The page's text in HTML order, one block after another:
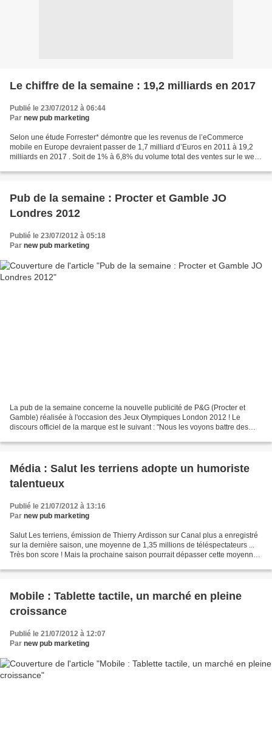
Le chiffre de la semaine : 19,2 milliards en 2017
Publié le 23/07/2012 à 06:44
Par new pub marketing
Selon une étude Forrester* démontre que les revenus de l’eCommerce
mobile en Europe devraient passer de 1,7 milliard d’Euros en 2011 à 19,2
milliards en 2017 . Soit de 1% à 6,8% du volume total des ventes sur le web.
Pub de la semaine : Procter et Gamble JO
Londres 2012
Publié le 23/07/2012 à 05:18
Par new pub marketing
La pub de la semaine concerne la nouvelle publicité de P&G (Procter et
Gamble) réalisée à l'occasion des Jeux Olympiques London 2012 ! Le
discours officiel de la marque est le suivant : "Nous les voyons battre des
Média : Salut les terriens adopte un humoriste
talentueux
Publié le 21/07/2012 à 13:16
Par new pub marketing
Salut Les terriens, émission de Thierry Ardisson sur Canal plus a enregistré
sur la dernière saison, une moyenne de 1,35 millions de téléspectateurs ...
Très bon score ! Mais la prochaine saison pourrait dépasser cette moyenne
Mobile : Tablette tactile, un marché en pleine
croissance
Publié le 21/07/2012 à 12:07
Par new pub marketing